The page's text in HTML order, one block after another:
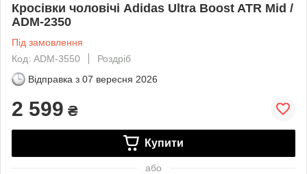
Кросівки чоловічі Adidas Ultra Boost ATR Mid /
ADM-2350
Під замовлення
Код: ADM-3550
Роздріб
Відправка з 07 вересня 2026
2 599 ₴
Купити
або